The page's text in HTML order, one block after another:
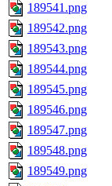
189541.png
189542.png
189543.png
189544.png
189545.png
189546.png
189547.png
189548.png
189549.png